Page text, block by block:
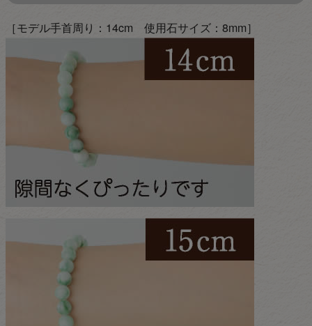
［モデル手首周り：14cm 使用石サイズ：8mm］